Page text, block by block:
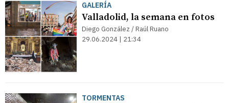
GALERÍA
Valladolid, la semana en fotos
Diego González / Raúl Ruano
29.06.2024 | 21:34
TORMENTAS